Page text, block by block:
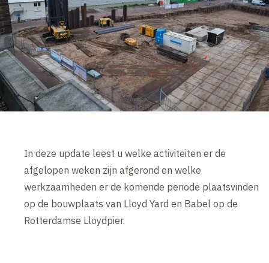
In deze update leest u welke activiteiten er de
afgelopen weken zijn afgerond en welke
werkzaamheden er de komende periode plaatsvinden
op de bouwplaats van Lloyd Yard en Babel op de
Rotterdamse Lloydpier.